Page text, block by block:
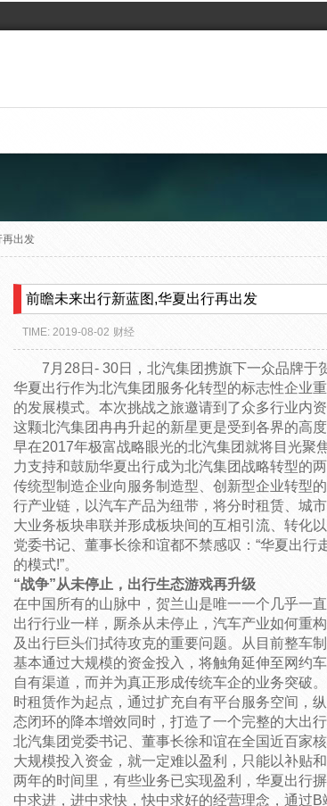
再出发
前瞻未来出行新蓝图,华夏出行再出发
TIME: 2019-08-02 财经
7月28日- 30日，北汽集团携旗下一众品牌于
华夏出行作为北汽集团服务化转型的标志性企业
的发展模式。本次挑战之旅邀请到了众多行业内
这颗北汽集团冉冉升起的新星更是受到各界的高度
早在2017年极富战略眼光的北汽集团就将目光聚
力支持和鼓励华夏出行成为北汽集团战略转型的
传统型制造企业向服务制造型、创新型企业转型
行产业链，以汽车产品为纽带，将分时租赁、城
大业务板块串联并形成板块间的互相引流、转化
党委书记、董事长徐和谊都不禁感叹：“华夏出行
的模式!”。
“战争”从未停止，出行生态游戏再升级
在中国所有的山脉中，贺兰山是唯一一个几乎一
出行行业一样，厮杀从未停止，汽车产业如何重
及出行巨头们拭待攻克的重要问题。从目前整车
基本通过大规模的资金投入，将触角延伸至网约
自有渠道，而并为真正形成传统车企的业务突破
时租赁作为起点，通过扩充自有平台服务空间，
态闭环的降本增效同时，打造了一个完整的大出行
北汽集团党委书记、董事长徐和谊在全国近百家
大规模投入资金，就一定难以盈利，只能以补贴
两年的时间里，有些业务已实现盈利，华夏出行
中求进，进中求快，快中求好的经营理念，通过